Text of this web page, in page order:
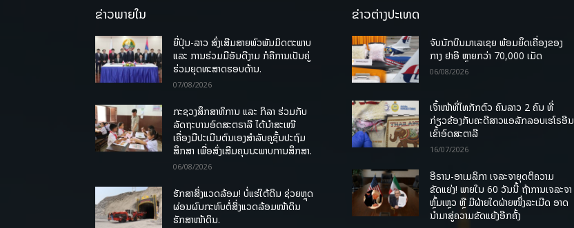
ຂ່າວພາຍໃນ
ຍີ່ປຸ່ນ-ລາວ ສົ່ງເສີມສາຍພົວພັນມິດຕະພາບ
ແລະ ການຮ່ວມມືອັນດີງາມ ກໍຄືການເປັນຄູ່
ຮ່ວມຍຸດທະສາດຮອບດ້ານ.
07/08/2026
ກະຊວງສຶກສາທິການ ແລະ ກິລາ ຮ່ວມກັບ
ລັດຖະບານອົດສະຕຣາລີ ໄດ້ນຳສະເໜີ
ເຄື່ອງມືປະເມີນຕົນເອງສຳລັບຄູຊັ້ນປະຖົມ
ສຶກສາ ເພື່ອສົ່ງເສີມຄຸນນະພາບການສຶກສາ.
06/08/2026
ຮັກສາສິ່ງແວດລ້ອມ! ບໍ່ແຮ່ໃຕ້ດິນ ຊ່ວຍຫຼຸດ
ຜ່ອນຜົນກະທົບຕໍ່ສິ່ງແວດລ້ອມໜ້າດິນ
ຮັກສາໜ້າດິນ.
ຂ່າວຕ່າງປະເທດ
ຈັບນັກບິນມາເລເຊຍ ພ້ອມຍຶດເຄື່ອງຂອງ
ກາງ ຢາອີ ຫຼາຍກວ່າ 70,000 ເມັດ
06/08/2026
ເຈົ້າໜ້າທີ່ໄທກັກຕົວ ຄົນລາວ 2 ຄົນ ທີ່
ກ່ຽວຂ້ອງກັບຄະດີສາວແອລັກລອບເຮໂຣອີນ
ເຂົ້າອົດສະຕາລີ
16/07/2026
ອີຣານ-ອາເມລິກາ ເຈລະຈາຍຸດຕິຄວາມ
ຂັດແຍ່ງ! ພາຍໃນ 60 ວັນນີ້ ຖ້າການເຈລະຈາ
ຫຼົ້ມເຫຼວ ຫຼື ມີຝ່າຍໃດຝ່າຍໜຶ່ງລະເມີດ ອາດ
ນໍາມາສູ່ຄວາມຂັດແຍ້ງອີກຄັ້ງ